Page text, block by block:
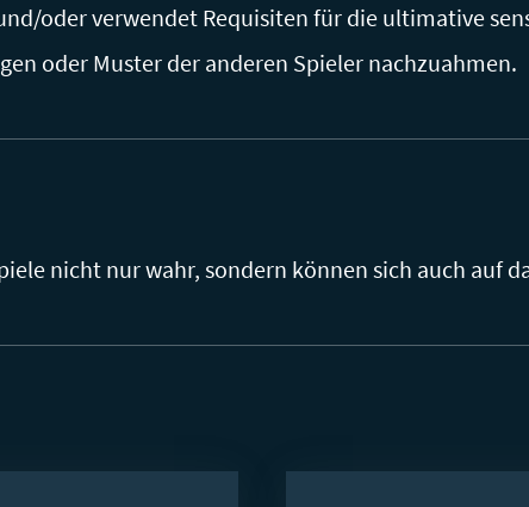
oder verwendet Requisiten für die ultimative
oder Muster der anderen Spieler nachzuahmen.
nicht nur wahr, sondern können sich auch auf